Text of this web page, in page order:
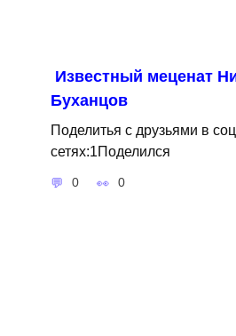
Известный меценат
Буханцов
Поделитья с друзьями в
сетях:1Поделился
0 0